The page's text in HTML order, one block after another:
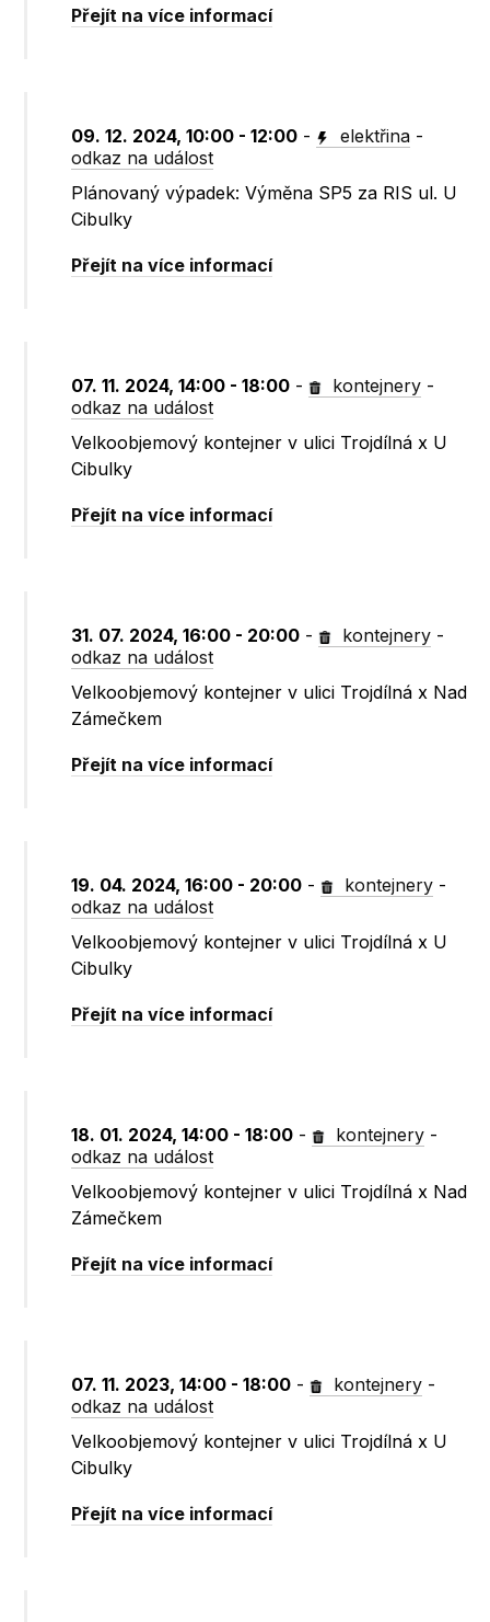
Přejít na více informací
09. 12. 2024, 10:00 - 12:00 - elektřina -
odkaz na událost
Plánovaný výpadek: Výměna SP5 za RIS ul. U
Cibulky
Přejít na více informací
07. 11. 2024, 14:00 - 18:00 - kontejnery -
odkaz na událost
Velkoobjemový kontejner v ulici Trojdílná x U
Cibulky
Přejít na více informací
31. 07. 2024, 16:00 - 20:00 - kontejnery -
odkaz na událost
Velkoobjemový kontejner v ulici Trojdílná x Nad
Zámečkem
Přejít na více informací
19. 04. 2024, 16:00 - 20:00 - kontejnery -
odkaz na událost
Velkoobjemový kontejner v ulici Trojdílná x U
Cibulky
Přejít na více informací
18. 01. 2024, 14:00 - 18:00 - kontejnery -
odkaz na událost
Velkoobjemový kontejner v ulici Trojdílná x Nad
Zámečkem
Přejít na více informací
07. 11. 2023, 14:00 - 18:00 - kontejnery -
odkaz na událost
Velkoobjemový kontejner v ulici Trojdílná x U
Cibulky
Přejít na více informací